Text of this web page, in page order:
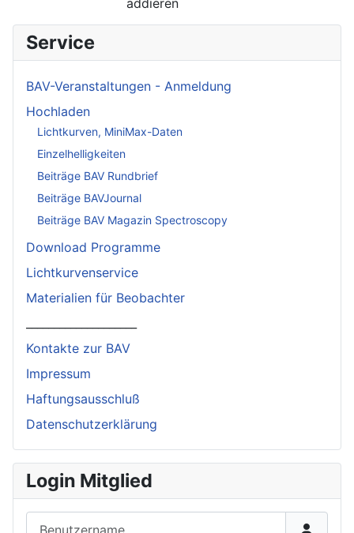
Service
BAV-Veranstaltungen - Anmeldung
Hochladen
Lichtkurven, MiniMax-Daten
Einzelhelligkeiten
Beiträge BAV Rundbrief
Beiträge BAVJournal
Beiträge BAV Magazin Spectroscopy
Download Programme
Lichtkurvenservice
Materialien für Beobachter
Kontakte zur BAV
Impressum
Haftungsausschluß
Datenschutzerklärung
Login Mitglied